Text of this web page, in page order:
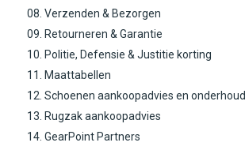
08. Verzenden & Bezorgen
09. Retourneren & Garantie
10. Politie, Defensie & Justitie korting
11. Maattabellen
12. Schoenen aankoopadvies en onderhoud
13. Rugzak aankoopadvies
14. GearPoint Partners